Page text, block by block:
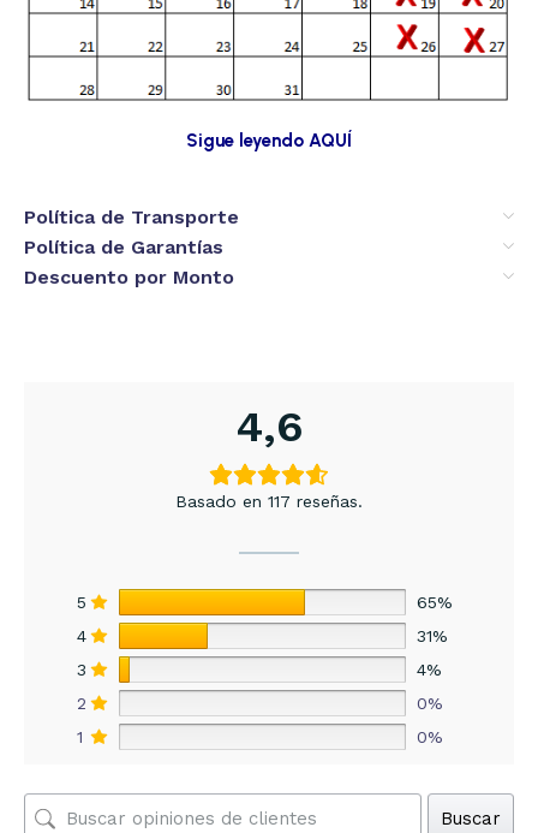
Sigue leyendo AQUÍ
Política de Transporte
Política de Garantías
Descuento por Monto
4,6
Basado en 117 reseñas.
5
65%
4
31%
3
4%
2
0%
1
0%
Buscar